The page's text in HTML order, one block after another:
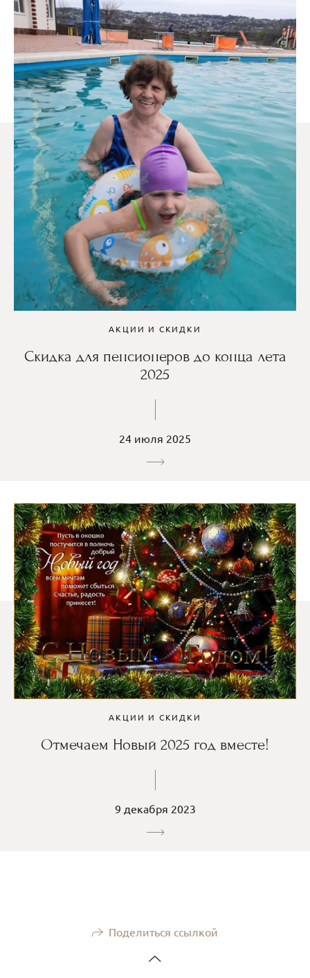
АКЦИИ И СКИДКИ
Скидка для пенсионеров до конца лета
2025
24 июля 2025
АКЦИИ И СКИДКИ
Отмечаем Новый 2025 год вместе!
9 декабря 2023
Поделиться ссылкой